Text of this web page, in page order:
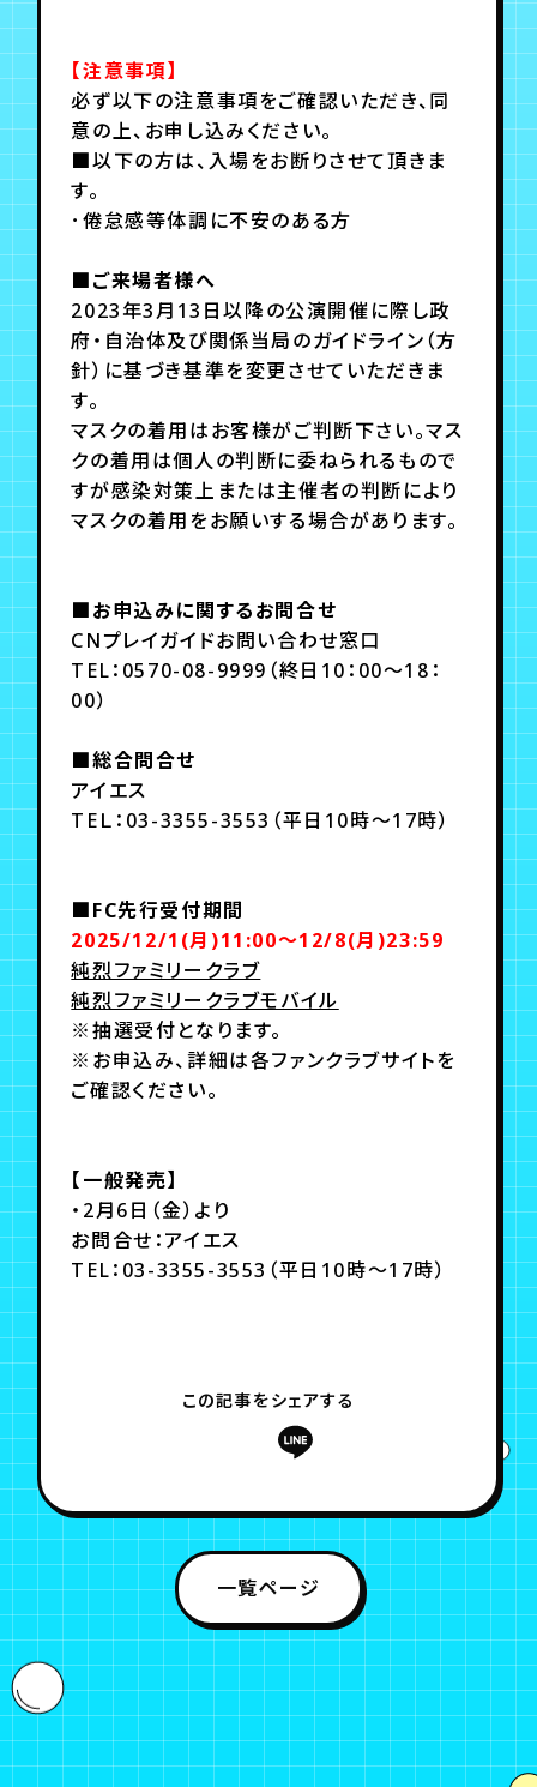
【注意事項】
必ず以下の注意事項をご確認いただき、同
意の上、お申し込みください。
■以下の方は、入場をお断りさせて頂きま
す。
･倦怠感等体調に不安のある方
■ご来場者様へ
2023年3月13日以降の公演開催に際し政
府・自治体及び関係当局のガイドライン（方
針）に基づき基準を変更させていただきま
す。
マスクの着用はお客様がご判断下さい。マス
クの着用は個人の判断に委ねられるもので
すが感染対策上または主催者の判断により
マスクの着用をお願いする場合があります。
■お申込みに関するお問合せ
CNプレイガイドお問い合わせ窓口
TEL：0570-08-9999（終日10：00〜18：
00）
■総合問合せ
アイエス
TEＬ：03-3355-3553（平日10時～17時）
■FC先行受付期間
2025/12/1(月)11:00～12/8(月)23:59
純烈ファミリークラブ
純烈ファミリークラブモバイル
※抽選受付となります。
※お申込み、詳細は各ファンクラブサイトを
ご確認ください。
【一般発売】
・2月6日（金）より
お問合せ：アイエス
TEL：03-3355-3553（平日10時～17時）
この記事をシェアする
一覧ページ